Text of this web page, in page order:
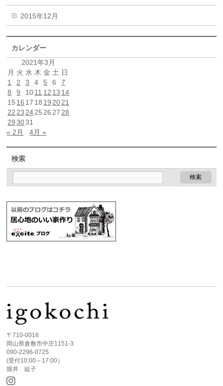
2015年12月
カレンダー
2021年3月
月 火 水 木 金 土 日
1
2 3 4 5 6
7
8
9 1011 12 13 14
15 16 17 18 19 2021
22 23 2425 26 27 28
29 3031
« 2月
4月 »
検索
〒710-0016
岡山県倉敷市中庄1151-3
090-2296-0725
(受付10:00～17:00）
堀井 紘子